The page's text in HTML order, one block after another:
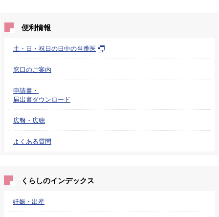
便利情報
土・日・祝日の日中の当番医
窓口のご案内
申請書・
届出書ダウンロード
広報・広聴
よくある質問
くらしのインデックス
妊娠・出産